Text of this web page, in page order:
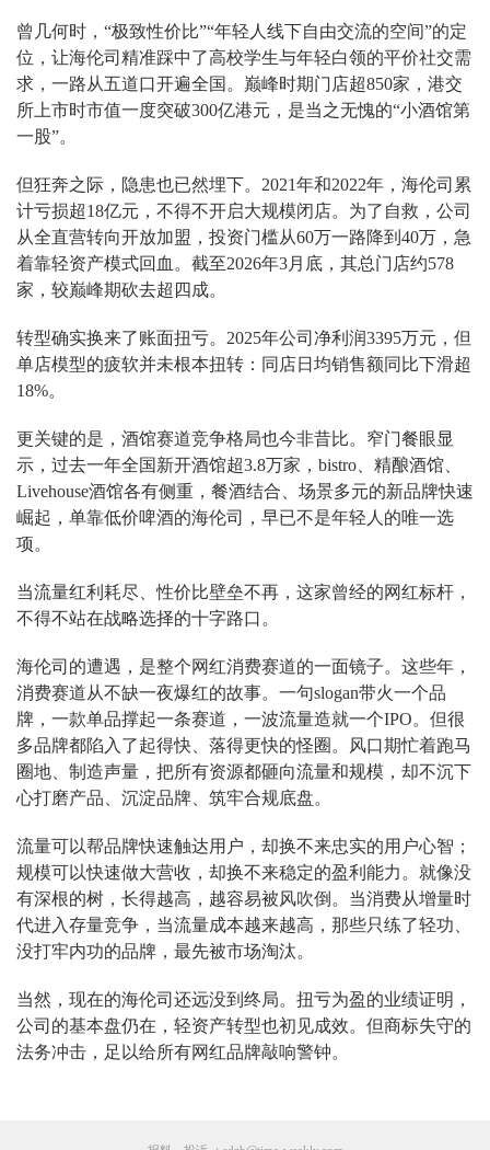
曾几何时，“极致性价比”“年轻人线下自由交流的空间”的定
位，让海伦司精准踩中了高校学生与年轻白领的平价社交需
求，一路从五道口开遍全国。巅峰时期门店超850家，港交
所上市时市值一度突破300亿港元，是当之无愧的“小酒馆第
一股”。
但狂奔之际，隐患也已然埋下。2021年和2022年，海伦司累
计亏损超18亿元，不得不开启大规模闭店。为了自救，公司
从全直营转向开放加盟，投资门槛从60万一路降到40万，急
着靠轻资产模式回血。截至2026年3月底，其总门店约578
家，较巅峰期砍去超四成。
转型确实换来了账面扭亏。2025年公司净利润3395万元，但
单店模型的疲软并未根本扭转：同店日均销售额同比下滑超
18%。
更关键的是，酒馆赛道竞争格局也今非昔比。窄门餐眼显
示，过去一年全国新开酒馆超3.8万家，bistro、精酿酒馆、
Livehouse酒馆各有侧重，餐酒结合、场景多元的新品牌快速
崛起，单靠低价啤酒的海伦司，早已不是年轻人的唯一选
项。
当流量红利耗尽、性价比壁垒不再，这家曾经的网红标杆，
不得不站在战略选择的十字路口。
海伦司的遭遇，是整个网红消费赛道的一面镜子。这些年，
消费赛道从不缺一夜爆红的故事。一句slogan带火一个品
牌，一款单品撑起一条赛道，一波流量造就一个IPO。但很
多品牌都陷入了起得快、落得更快的怪圈。风口期忙着跑马
圈地、制造声量，把所有资源都砸向流量和规模，却不沉下
心打磨产品、沉淀品牌、筑牢合规底盘。
流量可以帮品牌快速触达用户，却换不来忠实的用户心智；
规模可以快速做大营收，却换不来稳定的盈利能力。就像没
有深根的树，长得越高，越容易被风吹倒。当消费从增量时
代进入存量竞争，当流量成本越来越高，那些只练了轻功、
没打牢内功的品牌，最先被市场淘汰。
当然，现在的海伦司还远没到终局。扭亏为盈的业绩证明，
公司的基本盘仍在，轻资产转型也初见成效。但商标失守的
法务冲击，足以给所有网红品牌敲响警钟。